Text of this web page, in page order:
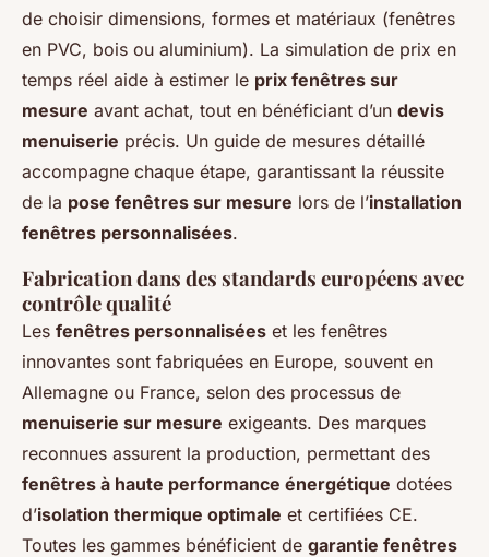
de choisir dimensions, formes et matériaux (fenêtres
en PVC, bois ou aluminium). La simulation de prix en
temps réel aide à estimer le prix fenêtres sur
mesure avant achat, tout en bénéficiant d’un devis
menuiserie précis. Un guide de mesures détaillé
accompagne chaque étape, garantissant la réussite
de la pose fenêtres sur mesure lors de l’installation
fenêtres personnalisées.
Fabrication dans des standards européens avec
contrôle qualité
Les fenêtres personnalisées et les fenêtres
innovantes sont fabriquées en Europe, souvent en
Allemagne ou France, selon des processus de
menuiserie sur mesure exigeants. Des marques
reconnues assurent la production, permettant des
fenêtres à haute performance énergétique dotées
d’isolation thermique optimale et certifiées CE.
Toutes les gammes bénéficient de garantie fenêtres